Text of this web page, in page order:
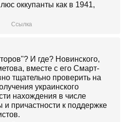
оккупанты как в 1941,
Ссылка
И где? Новинского,
вместе с его Смарт-
тщательно проверить на
украинского
нахождения в числе
и причастности к поддержке